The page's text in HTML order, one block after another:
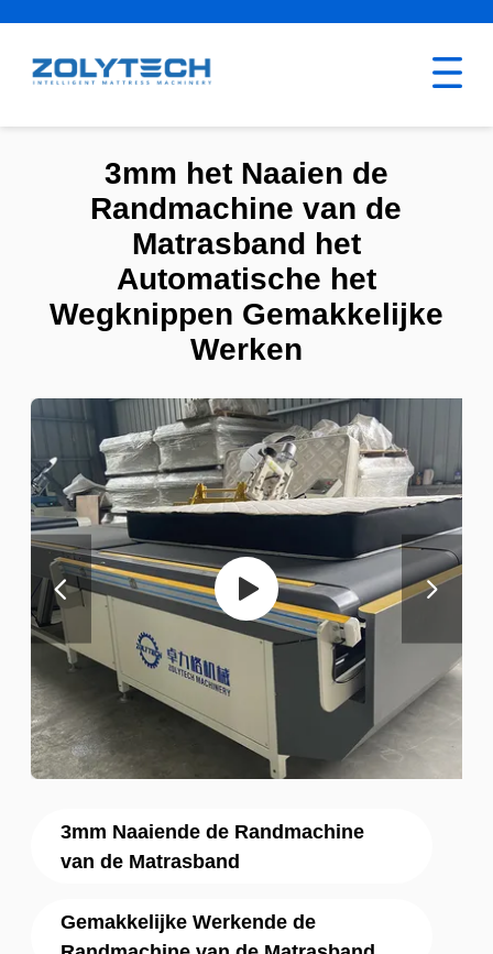
3mm Naaiende de Randmachine
van de Matrasband
Gemakkelijke Werkende de
3mm het Naaien de
Randmachine van de
Matrasband het
Automatische het
Wegknippen Gemakkelijke
Werken